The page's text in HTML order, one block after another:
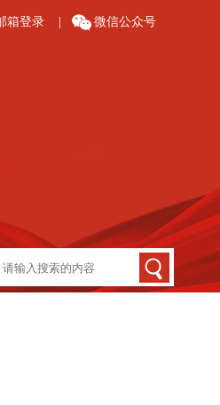
箱登录 微信公众号